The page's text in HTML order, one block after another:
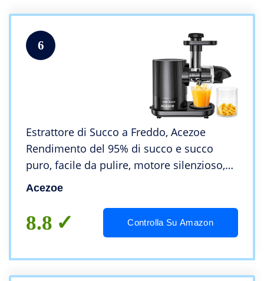
6
Estrattore di Succo a Freddo, Acezoe
Rendimento del 95% di succo e succo
puro, facile da pulire, motore silenzioso,
estrattore di succo con pennello,
Acezoe
8.8 Controlla Su Amazon